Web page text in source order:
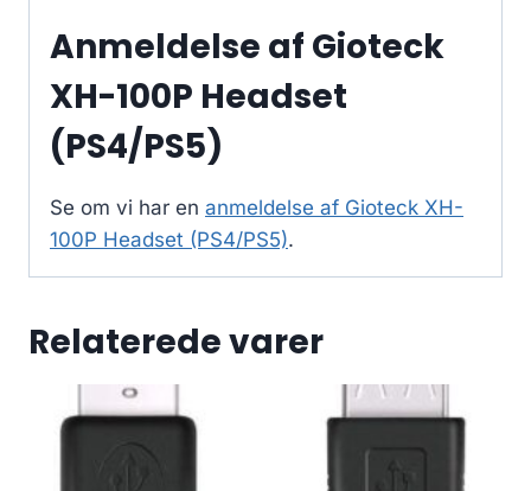
Anmeldelse af Gioteck
XH-100P Headset
(PS4/PS5)
Se om vi har en anmeldelse af Gioteck XH-
100P Headset (PS4/PS5).
Relaterede varer